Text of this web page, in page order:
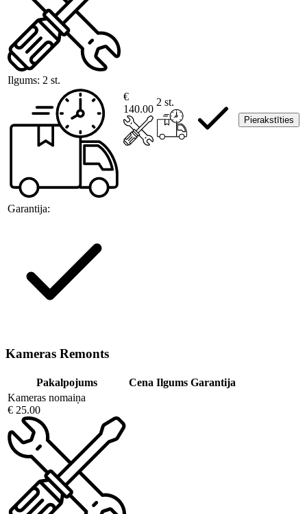
Ilgums: 2 st.
Garantija:
€
140.00
2 st.
Pierakstīties
Kameras Remonts
Pakalpojums Cena Ilgums Garantija
Kameras nomaiņa
€ 25.00